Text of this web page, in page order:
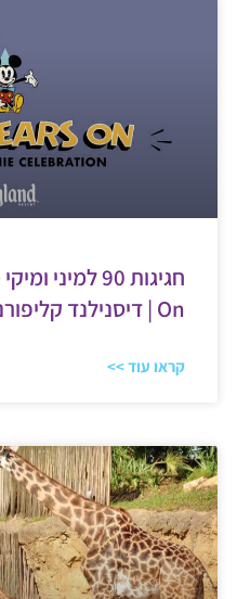
On | דיסנילנד קליפורניה
קראו עוד >>